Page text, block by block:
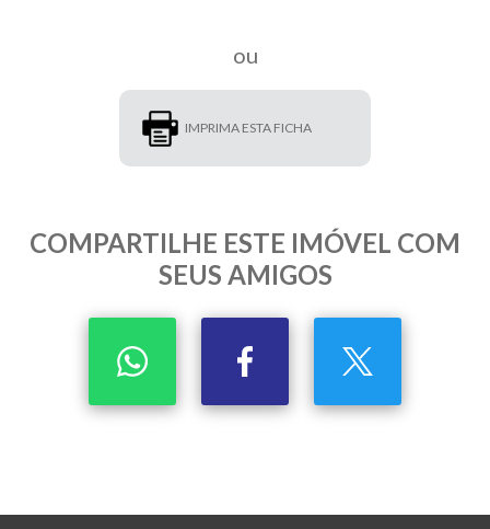
ou
IMPRIMA ESTA FICHA
COMPARTILHE ESTE IMÓVEL COM
SEUS AMIGOS